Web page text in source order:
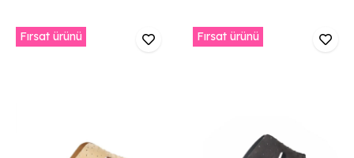
Fırsat ürünü Fırsat ürünü